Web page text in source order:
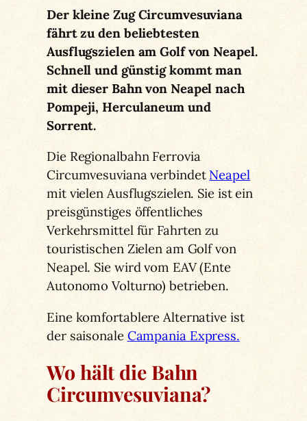
Der kleine Zug Circumvesuviana
fährt zu den beliebtesten
Ausflugszielen am Golf von Neapel.
Schnell und günstig kommt man
mit dieser Bahn von Neapel nach
Pompeji, Herculaneum und
Sorrent.
Die Regionalbahn Ferrovia
Circumvesuviana verbindet Neapel
mit vielen Ausflugszielen. Sie ist ein
preisgünstiges öffentliches
Verkehrsmittel für Fahrten zu
touristischen Zielen am Golf von
Neapel. Sie wird vom EAV (Ente
Autonomo Volturno) betrieben.
Eine komfortablere Alternative ist
der saisonale Campania Express.
Wo hält die Bahn
Circumvesuviana?